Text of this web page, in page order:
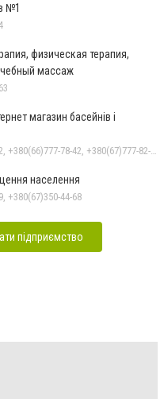
№1
физическая терапия,
массаж
магазин басейнів і
населення
+380(67)350-44-68
підприємство